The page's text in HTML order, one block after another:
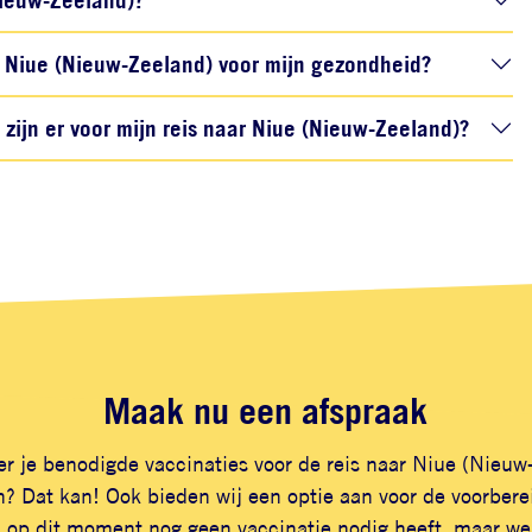
(Nieuw-Zeeland) voor mijn gezondheid?
er voor mijn reis naar Niue (Nieuw-Zeeland)?
Maak nu een afspraak
je benodigde vaccinaties voor de reis naar Niue
Dat kan! Ook bieden wij een optie aan voor de